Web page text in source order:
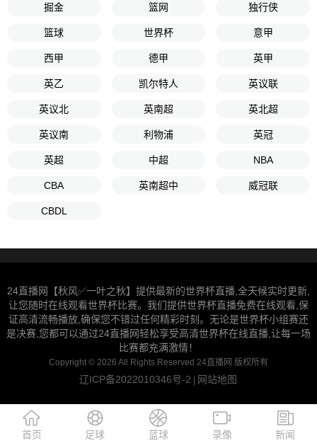
掘金 篮网 独行侠
篮球 世界杯 意甲
西甲 德甲 英甲
英乙 凯尔特人 英议联
英议北 英南超 英北超
英议南 利物浦 英冠
英超 中超 NBA
CBA 英南超中 威冠联
CBDL
24直播网【秋风✅一叶之秋】提供最新的世界杯直播,全天候实时更新,
让您随时在线观看世界杯比赛。我们提供世界杯直播免费在线观看,保
证高清流畅播放,确保您不错过任何精彩时刻。无论是世界杯小组赛还
是决赛,您都可以通过24直播网轻松享受高清世界杯在线直播,让每一场
比赛都充满激情！
Copyright © 2026 All Rights Reserved 24直播网 版权所有
辽ICP备2022010346号-2 | 网站地图
首页 足球 蓝球 录像 新闻